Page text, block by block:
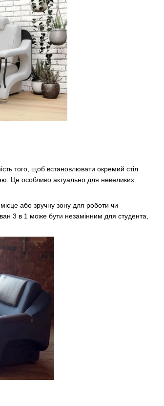
того, щоб встановлювати окремий стіл
Це особливо актуально для невеликих
або зручну зону для роботи чи
3 в 1 може бути незамінним для студента,